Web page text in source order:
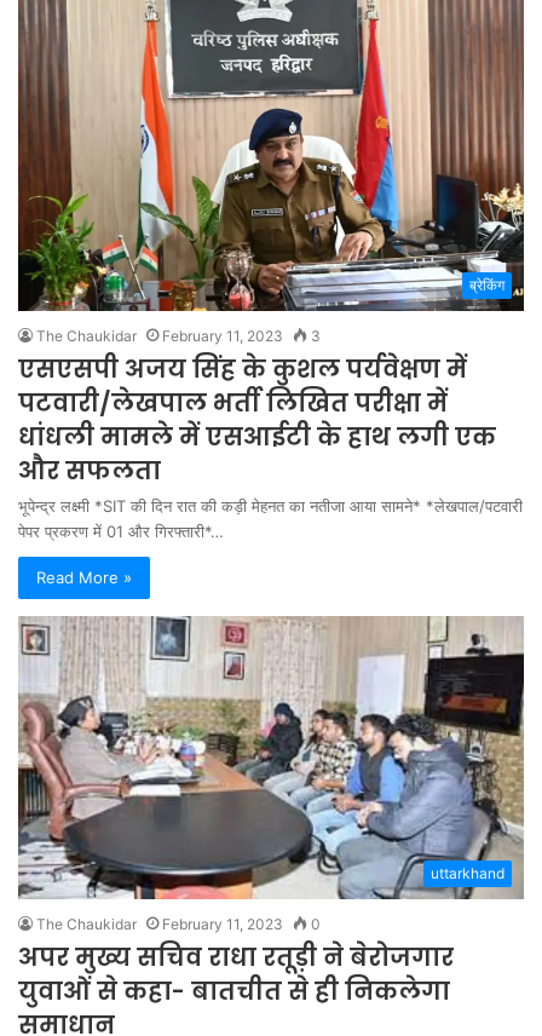
ब्रेकिंग
The Chaukidar February 11, 2023 3
एसएसपी अजय सिंह के कुशल पर्यवेक्षण में
पटवारी/लेखपाल भर्ती लिखित परीक्षा में
धांधली मामले में एसआईटी के हाथ लगी एक
और सफलता
भूपेन्द्र लक्ष्मी *SIT की दिन रात की कड़ी मेहनत का नतीजा आया सामने* *लेखपाल/पटवारी
पेपर प्रकरण में 01 और गिरफ्तारी*…
Read More »
uttarkhand
The Chaukidar February 11, 2023 0
अपर मुख्य सचिव राधा रतूड़ी ने बेरोजगार
युवाओं से कहा- बातचीत से ही निकलेगा
समाधान